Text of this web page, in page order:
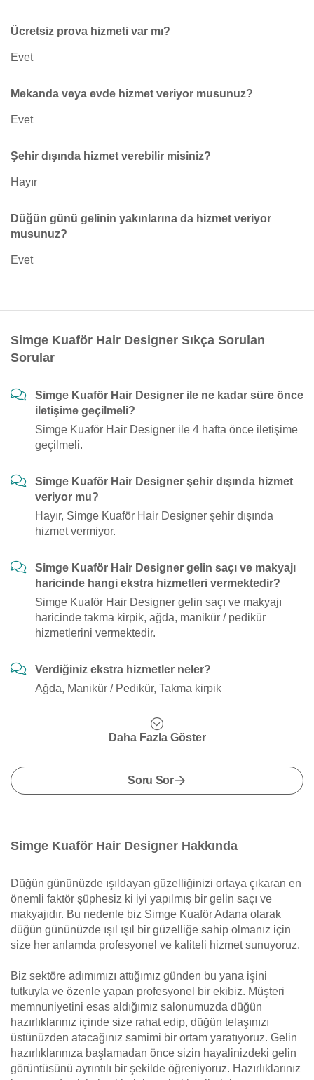
Ücretsiz prova hizmeti var mı?
Evet
Mekanda veya evde hizmet veriyor musunuz?
Evet
Şehir dışında hizmet verebilir misiniz?
Hayır
Düğün günü gelinin yakınlarına da hizmet veriyor
musunuz?
Evet
Simge Kuaför Hair Designer Sıkça Sorulan
Sorular
Simge Kuaför Hair Designer ile ne kadar süre önce
iletişime geçilmeli?
Simge Kuaför Hair Designer ile 4 hafta önce iletişime
geçilmeli.
Simge Kuaför Hair Designer şehir dışında hizmet
veriyor mu?
Hayır, Simge Kuaför Hair Designer şehir dışında
hizmet vermiyor.
Simge Kuaför Hair Designer gelin saçı ve makyajı
haricinde hangi ekstra hizmetleri vermektedir?
Simge Kuaför Hair Designer gelin saçı ve makyajı
haricinde takma kirpik, ağda, manikür / pedikür
hizmetlerini vermektedir.
Verdiğiniz ekstra hizmetler neler?
Ağda, Manikür / Pedikür, Takma kirpik
Daha Fazla Göster
Soru Sor
Simge Kuaför Hair Designer Hakkında
Düğün gününüzde ışıldayan güzelliğinizi ortaya çıkaran en
önemli faktör şüphesiz ki iyi yapılmış bir gelin saçı ve
makyajıdır. Bu nedenle biz Simge Kuaför Adana olarak
düğün gününüzde ışıl ışıl bir güzelliğe sahip olmanız için
size her anlamda profesyonel ve kaliteli hizmet sunuyoruz.
Biz sektöre adımımızı attığımız günden bu yana işini
tutkuyla ve özenle yapan profesyonel bir ekibiz. Müşteri
memnuniyetini esas aldığımız salonumuzda düğün
hazırlıklarınız içinde size rahat edip, düğün telaşınızı
üstünüzden atacağınız samimi bir ortam yaratıyoruz. Gelin
hazırlıklarınıza başlamadan önce sizin hayalinizdeki gelin
görüntüsünü ayrıntılı bir şekilde öğreniyoruz. Hazırlıklarınız